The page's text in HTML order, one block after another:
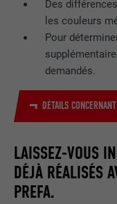
Des
les couleurs
Pour
demandés.
DÉTAILS
LAISSEZ-VOUS
DÉJÀ RÉALISÉS
PREFA.